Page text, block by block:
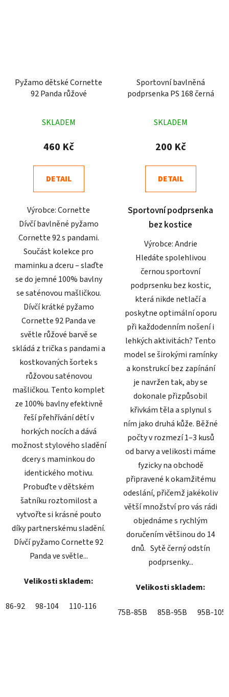
Pyžamo dětské Cornette
92 Panda růžové
hodnocení
produktu
4,8
z
hvězdiček.
SKLADEM
460 Kč
DETAIL
Výrobce: Cornette
Dívčí bavlněné pyžamo
Cornette 92 s pandami.
Součást kolekce pro
maminku a dceru – slaďte
se do jemné 100% bavlny
se saténovou mašličkou.
Dívčí krátké pyžamo
Cornette 92 Panda ve
světle růžové barvě se
skládá z trička s pandami a
kostkovaných šortek s
růžovou saténovou
mašličkou. Tento komplet
ze 100% bavlny efektivně
řeší přehřívání dětí v
horkých nocích a dává
možnost stylového sladění
dcery s maminkou do
identického motivu.
Probuďte v dětském
šatníku roztomilost a
vytvořte si krásné pouto
díky partnerskému sladění.
Dívčí pyžamo Cornette 92
Panda ve světle...
Velikosti skladem:
86-92 98-104 110-116
Sportovní bavlněná
podprsenka PS 168 černá
hodnocení
produktu
4,1
z
hvězdiček.
SKLADEM
200 Kč
DETAIL
Sportovní podprsenka
bez kostice
Výrobce: Andrie
Hledáte spolehlivou
černou sportovní
podprsenku bez kostic,
která nikde netlačí a
poskytne optimální oporu
při každodenním nošení i
lehkých aktivitách? Tento
model se širokými ramínky
a konstrukcí bez zapínání
je navržen tak, aby se
dokonale přizpůsobil
křivkám těla a splynul s
ním jako druhá kůže. Běžné
počty v rozmezí 1–3 kusů
od barvy a velikosti máme
fyzicky na obchodě
připravené k okamžitému
odeslání, přičemž jakékoliv
větší množství pro vás rádi
objednáme s rychlým
doručením většinou do 14
dnů. Sytě černý odstín
podprsenky...
Velikosti skladem:
75B-85B 85B-95B 95B-